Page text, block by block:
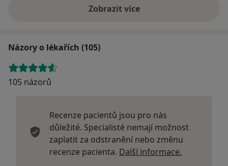
Zobrazit více
Názory o lékařích (105)
105 názorů
Recenze pacientů jsou pro nás
důležité. Specialisté nemají možnost
zaplatit za odstranění nebo změnu
recenze pacienta. Další informace.